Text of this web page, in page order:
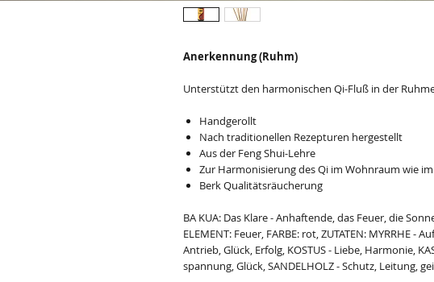
Anerkennung (Ruhm)
Unterstützt den harmonischen Qi-Fluß in der
Handgerollt
Nach traditionellen Rezepturen hergestellt
Aus der Feng Shui-Lehre
Zur Harmonisierung des Qi im Wohnraum wie
Berk Qualitätsräucherung
BA KUA: Das Klare - Anhaftende, das Feuer, die
ELEMENT: Feuer, FARBE: rot, ZUTATEN: MYRRHE -
Antrieb, Glück, Erfolg, KOSTUS - Liebe, Harmonie,
spannung, Glück, SANDELHOLZ - Schutz, Leitung,